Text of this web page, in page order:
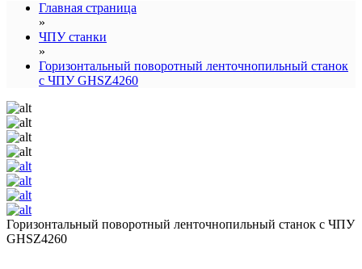
Главная страница
»
ЧПУ станки
»
Горизонтальный поворотный ленточнопильный станок
с ЧПУ GHSZ4260
Горизонтальный поворотный ленточнопильный станок с ЧПУ
GHSZ4260